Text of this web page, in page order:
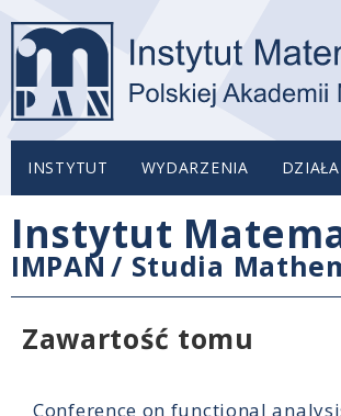
INSTYTUT WYDARZENIA
Instytut
IMPAN / Studia
Zawartość tomu
Conference on functional